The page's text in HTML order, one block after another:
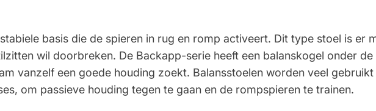
basis die de spieren in rug en romp activeert. Dit type stoel is er
wil doorbreken. De Backapp-serie heeft een balanskogel onder
vanzelf een goede houding zoekt. Balansstoelen worden veel
om passieve houding tegen te gaan en de rompspieren te trainen.